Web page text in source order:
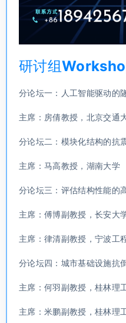
研讨组
分论坛一：人工智能驱动的
主席：房倩教授，北京交通
分论坛二：模块化结构的抗
主席：马高教授，湖南大学
分论坛三：评估结构性能的
主席：傅博副教授，长安大
主席：律清副教授，宁波工
分论坛四：城市基础设施抗
主席：何羽副教授，桂林理
主席：米鹏副教授，桂林理